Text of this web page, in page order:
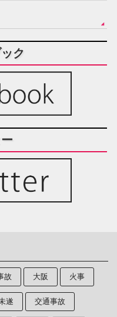
ク
故 大阪 火事
遂 交通事故